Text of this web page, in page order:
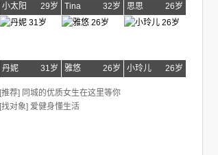
小太阳 29岁 Tina 32岁 思思 26岁
丹妮 31岁 雅悠 26岁 小玲儿 26岁
[推荐] 同城的优质女生在这里等你
[找对象] 爱健身懂生活